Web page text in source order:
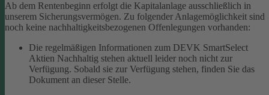
Ab dem Rentenbeginn erfolgt die Kapitalanlage ausschließlich in
unserem Sicherungsvermögen. Zu folgender Anlagemöglichkeit sind
noch keine nachhaltigkeitsbezogenen Offenlegungen vorhanden:
Die regelmäßigen Informationen zum DEVK SmartSelect
Aktien Nachhaltig stehen aktuell leider noch nicht zur
Verfügung. Sobald sie zur Verfügung stehen, finden Sie das
Dokument an dieser Stelle.